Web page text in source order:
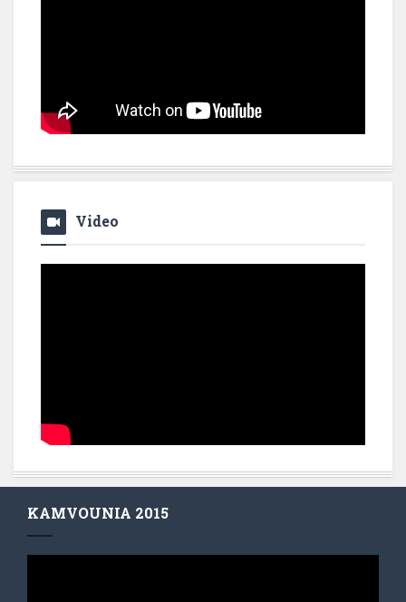
Video
KAMVOUNIA 2015